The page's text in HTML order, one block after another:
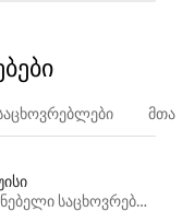
დასასვენებელი საცხოვრებლები